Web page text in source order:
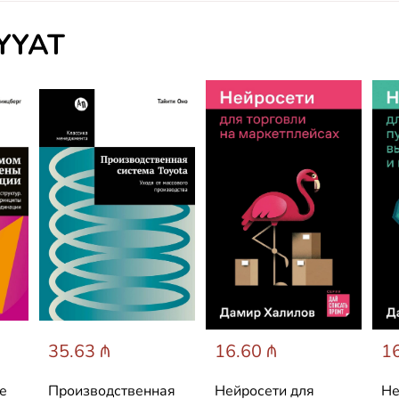
35.63 ₼
Производственная
16.60 ₼
Нейросети для